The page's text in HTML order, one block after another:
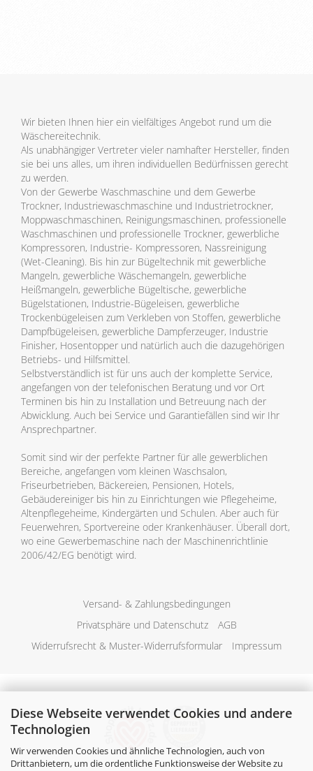
Diese Webseite verwendet Cookies und andere
Technologien
Wir verwenden Cookies und ähnliche Technologien, auch von
Drittanbietern, um die ordentliche Funktionsweise der Website zu
Wir bieten Ihnen hier ein vielfältiges Angebot rund um die
Wäschereitechnik.
Als unabhängiger Vertreter vieler namhafter Hersteller, finden
sie bei uns alles, um ihren individuellen Bedürfnissen gerecht
zu werden.
Von der Gewerbe Waschmaschine und dem Gewerbe
Trockner, Industriewaschmaschine und Industrietrockner,
Moppwaschmaschinen, Reinigungsmaschinen, professionelle
Waschmaschinen und professionelle Trockner, gewerbliche
Kompressoren, Industrie- Kompressoren, Nassreinigung
(Wet-Cleaning). Bis hin zur Bügeltechnik mit gewerbliche
Mangeln, gewerbliche Wäschemangeln, gewerbliche
Heißmangeln, gewerbliche Bügeltische, gewerbliche
Bügelstationen, Industrie-Bügeleisen, gewerbliche
Trockenbügeleisen zum Verkleben von Stoffen, gewerbliche
Dampfbügeleisen, gewerbliche Dampferzeuger, Industrie
Finisher, Hosentopper und natürlich auch die dazugehörigen
Betriebs- und Hilfsmittel.
Selbstverständlich ist für uns auch der komplette Service,
angefangen von der telefonischen Beratung und vor Ort
Terminen bis hin zu Installation und Betreuung nach der
Abwicklung. Auch bei Service und Garantiefällen sind wir Ihr
Ansprechpartner.
Somit sind wir der perfekte Partner für alle gewerblichen
Bereiche, angefangen vom kleinen Waschsalon,
Friseurbetrieben, Bäckereien, Pensionen, Hotels,
Gebäudereiniger bis hin zu Einrichtungen wie Pflegeheime,
Altenpflegeheime, Kindergärten und Schulen. Aber auch für
Feuerwehren, Sportvereine oder Krankenhäuser. Überall dort,
wo eine Gewerbemaschine nach der Maschinenrichtlinie
2006/42/EG benötigt wird.
Versand- & Zahlungsbedingungen
Privatsphäre und Datenschutz
AGB
Widerrufsrecht & Muster-Widerrufsformular
Impressum